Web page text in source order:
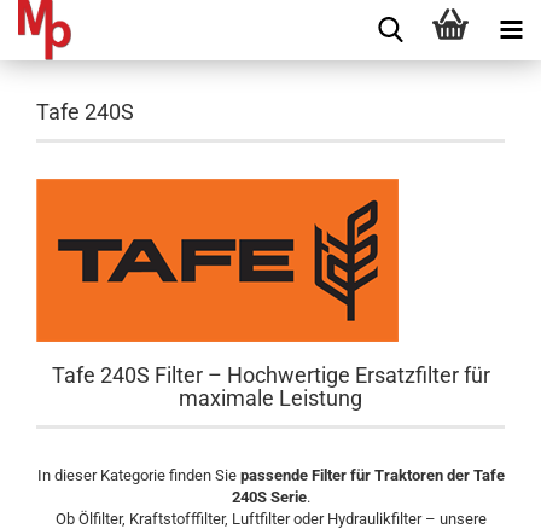
Tafe 240S
Tafe 240S Filter – Hochwertige Ersatzfilter für
maximale Leistung
In dieser Kategorie finden Sie passende Filter für Traktoren der Tafe
240S Serie.
Ob Ölfilter, Kraftstofffilter, Luftfilter oder Hydraulikfilter – unsere